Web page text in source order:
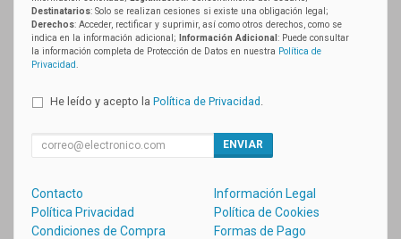
Destinatarios: Solo se realizan cesiones si existe una obligación legal;
Derechos: Acceder, rectificar y suprimir, así como otros derechos, como se
indica en la información adicional;
Información Adicional : Puede consultar
la información completa de Protección de Datos en nuestra Política de
Privacidad
He leído y acepto la Política de Privacidad
ENVIAR
Contacto
Información Legal
Política Privacidad
Política de Cookies
Condiciones de Compra
Formas de Pago